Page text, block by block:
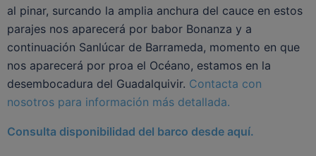
al pinar, surcando la amplia anchura del cauce en estos
parajes nos aparecerá por babor Bonanza y a
continuación Sanlúcar de Barrameda, momento en que
nos aparecerá por proa el Océano, estamos en la
desembocadura del Guadalquivir. Contacta con
nosotros para información más detallada.
Consulta disponibilidad del barco desde aquí.